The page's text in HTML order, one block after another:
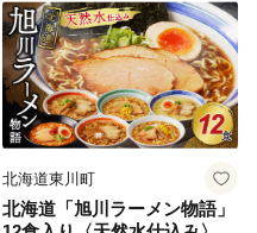
北海道東川町
北海道「旭川ラーメン物語」